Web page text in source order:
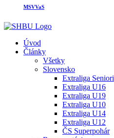
MSVVaS
Úvod
Články
Všetky
Slovensko
Extraliga Seniori
Extraliga U16
Extraliga U19
Extraliga U10
Extraliga U14
Extraliga U12
ČS Superpohár